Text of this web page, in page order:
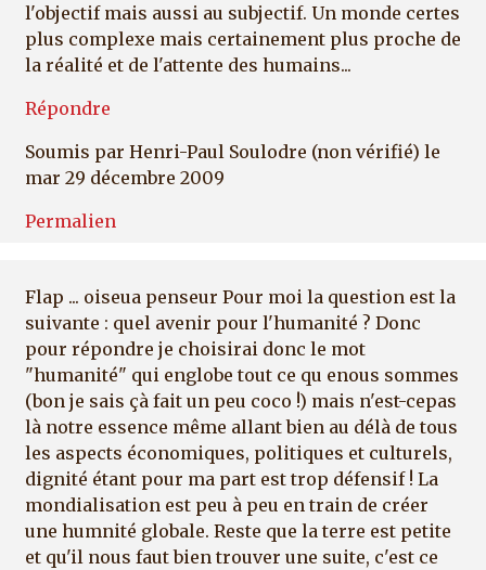
l'objectif mais aussi au subjectif. Un monde certes
plus complexe mais certainement plus proche de
la réalité et de l'attente des humains...
Répondre
Soumis par Henri-Paul Soulodre (non vérifié) le
mar 29 décembre 2009
Permalien
Flap ... oiseua penseur Pour moi la question est la
suivante : quel avenir pour l'humanité ? Donc
pour répondre je choisirai donc le mot
"humanité" qui englobe tout ce qu enous sommes
(bon je sais çà fait un peu coco !) mais n'est-cepas
là notre essence même allant bien au délà de tous
les aspects économiques, politiques et culturels,
dignité étant pour ma part est trop défensif ! La
mondialisation est peu à peu en train de créer
une humnité globale. Reste que la terre est petite
et qu'il nous faut bien trouver une suite, c'est ce